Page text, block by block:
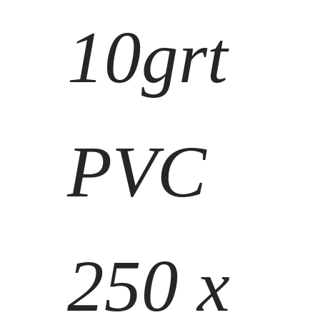
10grt
PVC
250 x